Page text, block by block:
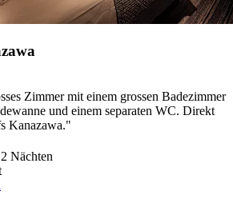
Zimmer mit einem grossen Badezimmer
und einem separaten WC. Direkt
Kanazawa."
Nächten